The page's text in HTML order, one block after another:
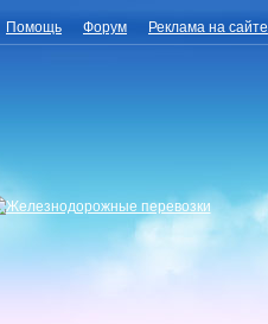
Помощь Форум Реклама на сайте